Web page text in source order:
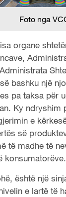
Foto nga
organe
bashku një
pa taksa për
Ky ndryshim
e
së
të madhe të
konsumatorëve.
është një
e lartë të